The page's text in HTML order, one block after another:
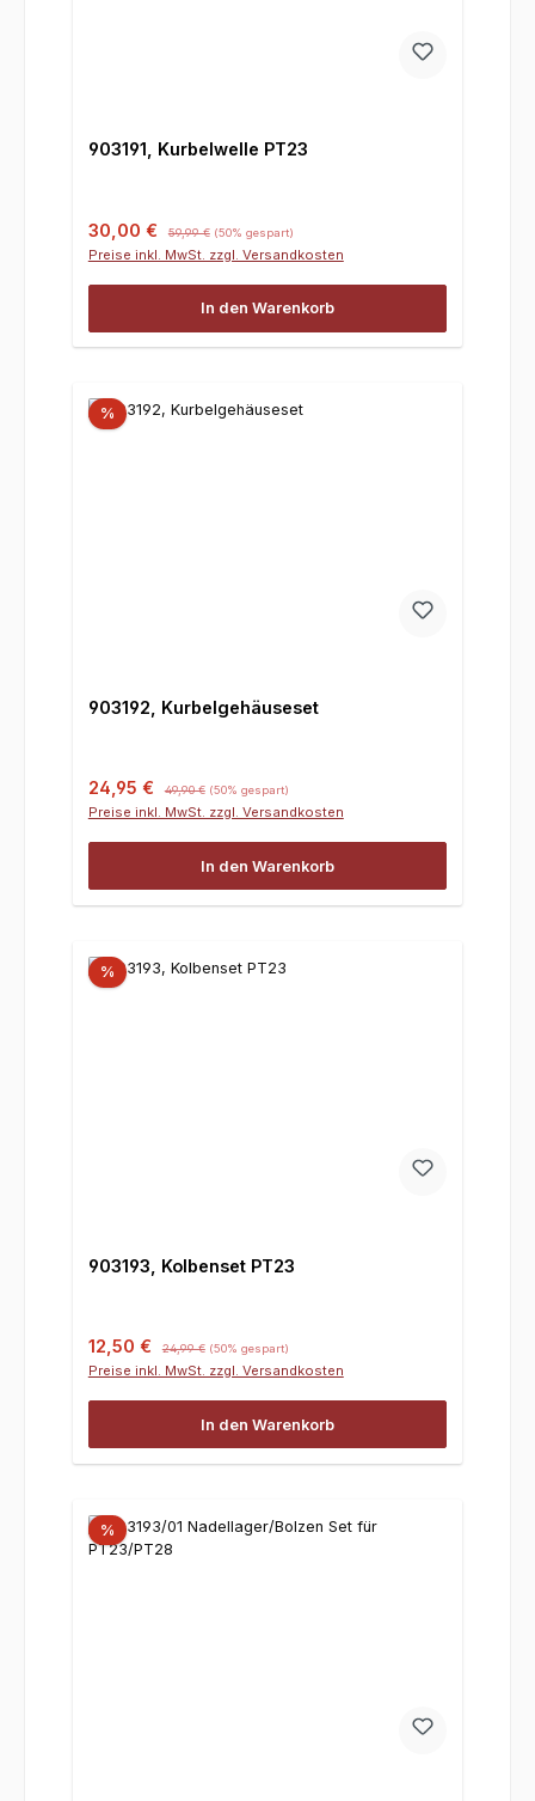
903191, Kurbelwelle PT23
Verkaufspreis:
30,00 € 59,99 € (50% gespart)
Preise inkl. MwSt. zzgl. Versandkosten
In den Warenkorb
%
903192, Kurbelgehäuseset
Verkaufspreis:
24,95 € Regulärer Preis:
49,90 € (50% gespart)
Preise inkl. MwSt. zzgl. Versandkosten
In den Warenkorb
%
903193, Kolbenset PT23
Verkaufspreis:
12,50 € 24,99 € (50% gespart)
Preise inkl. MwSt. zzgl. Versandkosten
In den Warenkorb
%